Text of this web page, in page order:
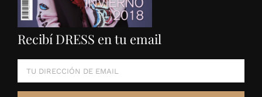
Recibí DRESS en tu email